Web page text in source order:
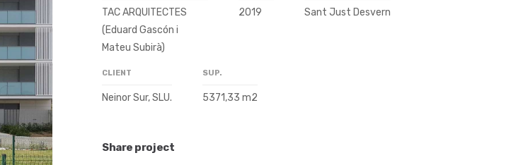
TAC ARQUITECTES
(Eduard Gascón i
Mateu Subirà)
2019 Sant Just Desvern
CLIENT
Neinor Sur, SLU.
SUP.
5371,33 m2
Share project